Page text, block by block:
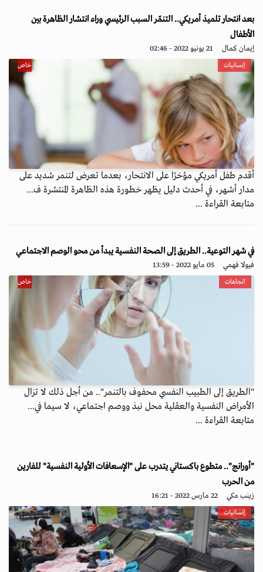
بعد انتحار تلميذ أمريكي.. التنمّر السبب الرئيسي وراء انتشار الظاهرة بين
الأطفال
إيمان كمال 21 يونيو 2022 - 02:46
إنسانيات خاص
أقدم طفل أمريكي مؤخرًا على الانتحار، بعدما تعرض لتنمر شديد على
مدار أشهر، في أحدث دليل يظهر خطورة هذه الظاهرة المنتشرة ف...
متابعة القراءة ...
في شهر التوعية.. الطريق إلى الصحة النفسية يبدأ من محو الوصم الاجتماعي
فيولا فهمي 05 مايو 2022 - 13:59
اتجاهات خاص
"الطريق إلى الطبيب النفسي محفوف بالتنمر".. من أجل ذلك لا تزال
الأمراض النفسية والعقلية محل نبذ ووصم اجتماعي، لا سيما في...
متابعة القراءة ...
"أورانج".. متطوع باكستاني يتدرب على "الإسعافات الأولية النفسية" للفارين
من الحرب
زينب مكي 22 مارس 2022 - 16:21
إنسانيات